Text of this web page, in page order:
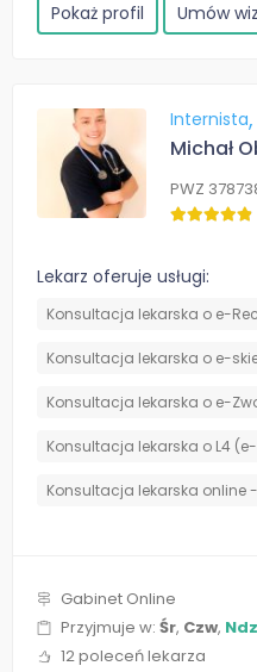
Pokaż profil Umów
Internista
Michał
PWZ
Lekarz oferuje usługi:
Konsultacja lekarska o e-
Konsultacja lekarska o e-
Konsultacja lekarska o e-
Konsultacja lekarska o L4
Konsultacja lekarska online -
Gabinet Online
Przyjmuje w: Śr, Czw, Ndz
12 poleceń lekarza